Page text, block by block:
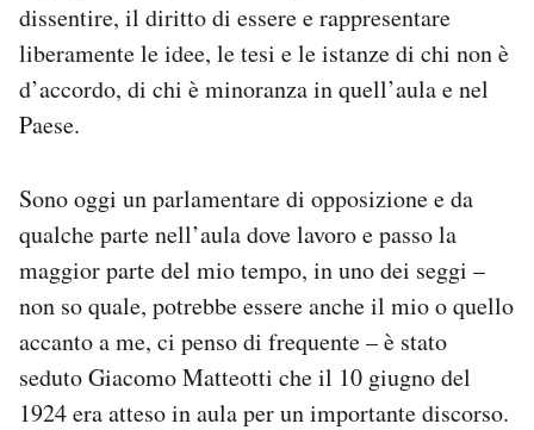
dissentire, il diritto di essere e rappresentare
liberamente le idee, le tesi e le istanze di chi non è
d’accordo, di chi è minoranza in quell’aula e nel
Paese.
Sono oggi un parlamentare di opposizione e da
qualche parte nell’aula dove lavoro e passo la
maggior parte del mio tempo, in uno dei seggi –
non so quale, potrebbe essere anche il mio o quello
accanto a me, ci penso di frequente – è stato
seduto Giacomo Matteotti che il 10 giugno del
1924 era atteso in aula per un importante discorso.